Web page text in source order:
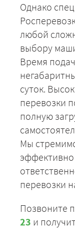
Однако
любой
выбору
Время
суток.
перевозки
полную
Мы
перевозки
Позвоните
23 и